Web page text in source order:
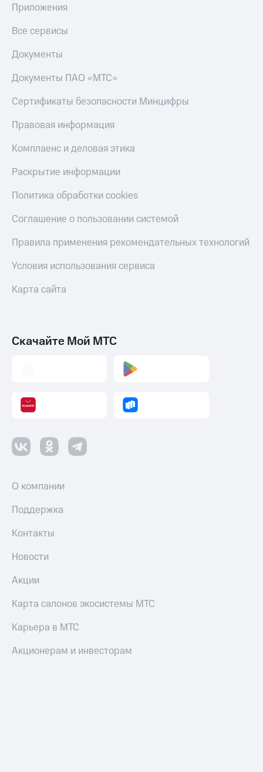
Приложения
Все сервисы
Документы
Документы ПАО «МТС»
Сертификаты безопасности Минцифры
Правовая информация
Комплаенс и деловая этика
Раскрытие информации
Политика обработки cookies
Соглашение о пользовании системой
Правила применения рекомендательных технологий
Условия использования сервиса
Карта сайта
Скачайте Мой МТС
О компании
Поддержка
Контакты
Новости
Акции
Карта салонов экосистемы МТС
Карьера в МТС
Акционерам и инвесторам